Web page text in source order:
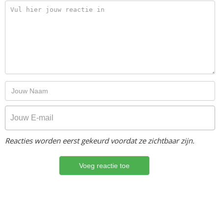
Reacties worden eerst gekeurd voordat ze zichtbaar zijn.